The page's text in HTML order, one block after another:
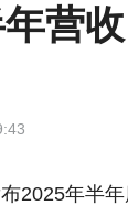
营
2025年半年